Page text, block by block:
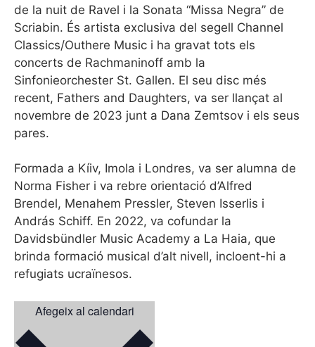
de la nuit de Ravel i la Sonata “Missa Negra” de
Scriabin. És artista exclusiva del segell Channel
Classics/Outhere Music i ha gravat tots els
concerts de Rachmaninoff amb la
Sinfonieorchester St. Gallen. El seu disc més
recent, Fathers and Daughters, va ser llançat al
novembre de 2023 junt a Dana Zemtsov i els seus
pares.
Formada a Kíiv, Imola i Londres, va ser alumna de
Norma Fisher i va rebre orientació d’Alfred
Brendel, Menahem Pressler, Steven Isserlis i
András Schiff. En 2022, va cofundar la
Davidsbündler Music Academy a La Haia, que
brinda formació musical d’alt nivell, incloent-hi a
refugiats ucraïnesos.